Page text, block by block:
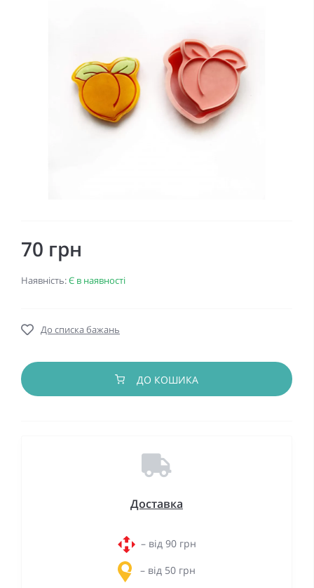
70 грн
Наявність:Є в наявності
До списка бажань
ДО КОШИКА
Доставка
– від 90 грн
– від 50 грн